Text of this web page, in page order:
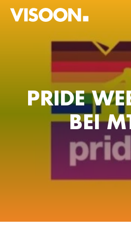
PRIDE
BEI